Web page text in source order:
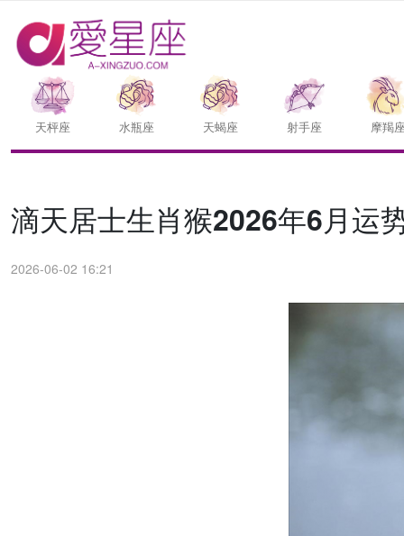
天枰座 水瓶座 天蝎座 射手座 摩羯
滴天居士生肖猴2026年6月运
2026-06-02 16:21